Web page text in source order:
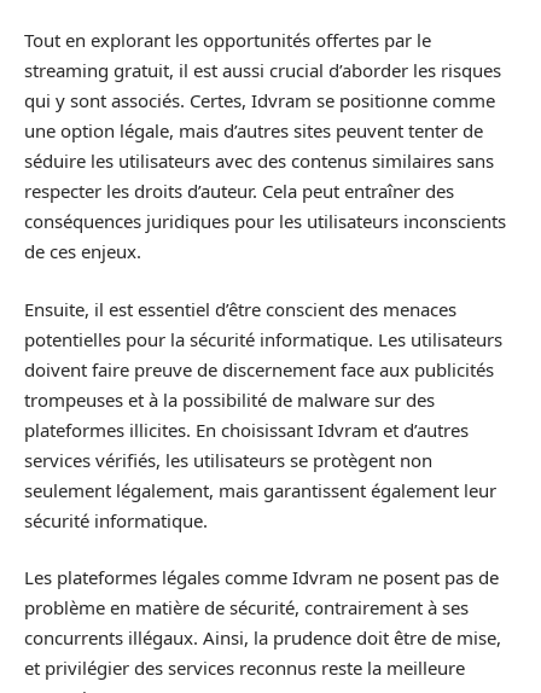
Tout en explorant les opportunités offertes par le
streaming gratuit, il est aussi crucial d’aborder les risques
qui y sont associés. Certes, Idvram se positionne comme
une option légale, mais d’autres sites peuvent tenter de
séduire les utilisateurs avec des contenus similaires sans
respecter les droits d’auteur. Cela peut entraîner des
conséquences juridiques pour les utilisateurs inconscients
de ces enjeux.
Ensuite, il est essentiel d’être conscient des menaces
potentielles pour la sécurité informatique. Les utilisateurs
doivent faire preuve de discernement face aux publicités
trompeuses et à la possibilité de malware sur des
plateformes illicites. En choisissant Idvram et d’autres
services vérifiés, les utilisateurs se protègent non
seulement légalement, mais garantissent également leur
sécurité informatique.
Les plateformes légales comme Idvram ne posent pas de
problème en matière de sécurité, contrairement à ses
concurrents illégaux. Ainsi, la prudence doit être de mise,
et privilégier des services reconnus reste la meilleure